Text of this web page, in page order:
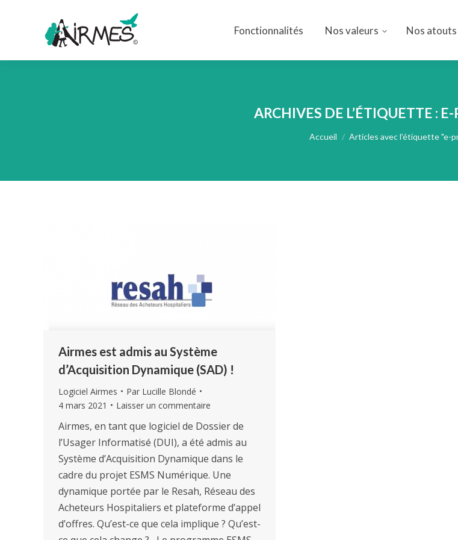
Fonctionnalités Nos valeurs Nos atouts
ARCHIVES DE L’ÉTIQUETTE :
Vous êtes ici :
Accueil Articles avec l’étiquette "e-
Airmes est admis au Système
d’Acquisition Dynamique (SAD) !
Logiciel Airmes Par Lucille Blondé
4 mars 2021
Laisser un commentaire
Airmes, en tant que logiciel de Dossier de
l’Usager Informatisé (DUI), a été admis au
Système d’Acquisition Dynamique dans le
cadre du projet ESMS Numérique. Une
dynamique portée par le Resah, Réseau des
Acheteurs Hospitaliers et plateforme d’appel
d’offres. Qu’est-ce que cela implique ? Qu’est-